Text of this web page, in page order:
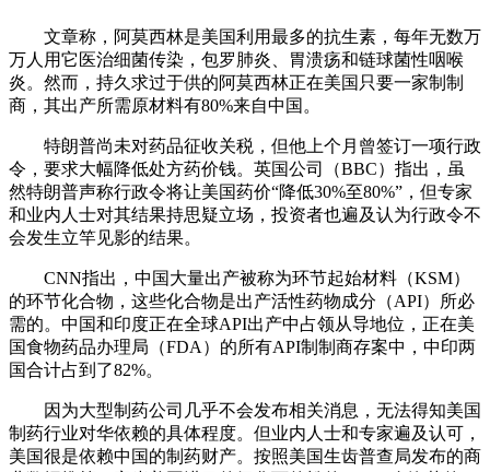
文章称，阿莫西林是美国利用最多的抗生素，每年无数万
万人用它医治细菌传染，包罗肺炎、胃溃疡和链球菌性咽喉
炎。然而，持久求过于供的阿莫西林正在美国只要一家制制
商，其出产所需原材料有80%来自中国。
特朗普尚未对药品征收关税，但他上个月曾签订一项行政
令，要求大幅降低处方药价钱。英国公司（BBC）指出，虽
然特朗普声称行政令将让美国药价“降低30%至80%”，但专家
和业内人士对其结果持思疑立场，投资者也遍及认为行政令不
会发生立竿见影的结果。
CNN指出，中国大量出产被称为环节起始材料（KSM）
的环节化合物，这些化合物是出产活性药物成分（API）所必
需的。中国和印度正在全球API出产中占领从导地位，正在美
国食物药品办理局（FDA）的所有API制制商存案中，中印两
国合计占到了82%。
因为大型制药公司几乎不会发布相关消息，无法得知美国
制药行业对华依赖的具体程度。但业内人士和专家遍及认可，
美国很是依赖中国的制药财产。按照美国生齿普查局发布的商